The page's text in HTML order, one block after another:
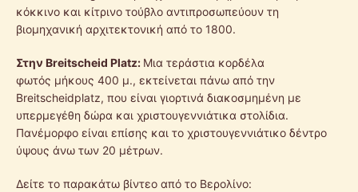
κόκκινο και κίτρινο τούβλο αντιπροσωπεύουν τη
βιομηχανική αρχιτεκτονική από το 1800.
Στην Breitscheid Platz: Μια τεράστια κορδέλα
φωτός μήκους 400 μ., εκτείνεται πάνω από την
Breitscheidplatz, που είναι γιορτινά διακοσμημένη με
υπερμεγέθη δώρα και χριστουγεννιάτικα στολίδια.
Πανέμορφο είναι επίσης και το χριστουγεννιάτικο δέντρο
ύψους άνω των 20 μέτρων.
Δείτε το παρακάτω βίντεο από το Βερολίνο: